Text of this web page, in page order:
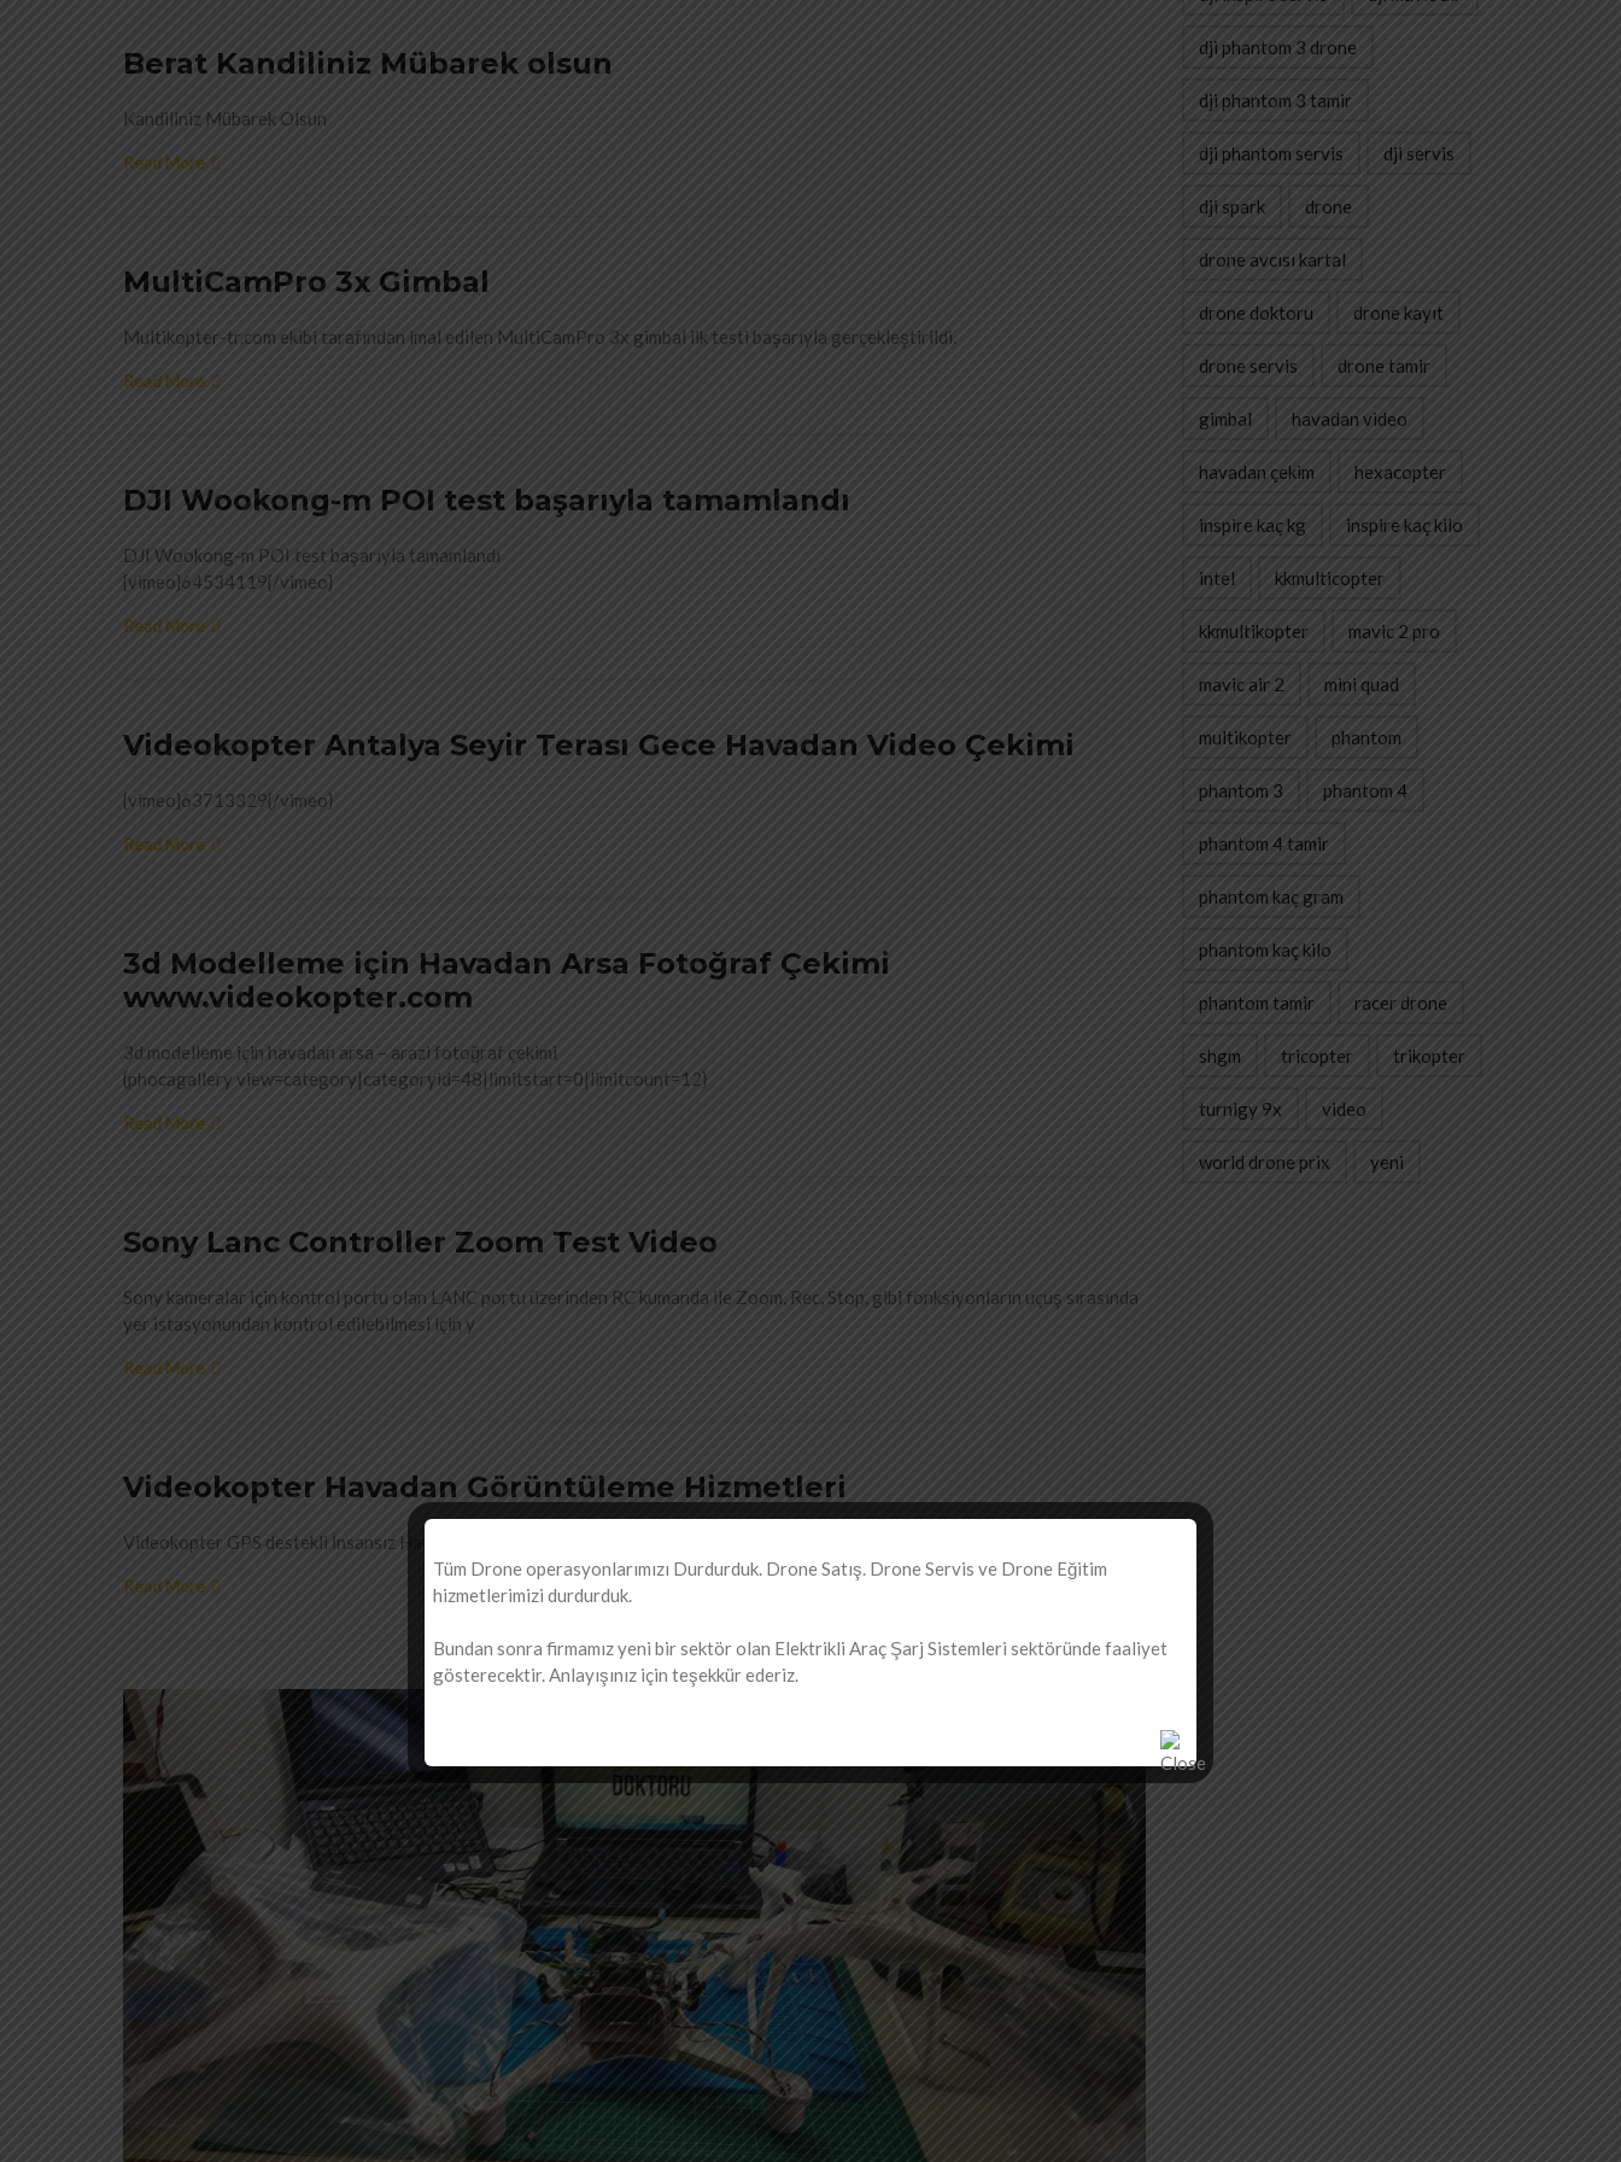
Berat Kandiliniz Mübarek olsun
Kandiliniz Mübarek Olsun
Read More
MultiCamPro 3x Gimbal
Multikopter-tr.com ekibi tarafından imal edilen MultiCamPro 3x gimbal ilk testi başarıyla gerçekleştirildi.
Read More
DJI Wookong-m POI test başarıyla tamamlandı
DJI Wookong-m POI test başarıyla tamamlandı
{vimeo}64534119{/vimeo}
Read More
Videokopter Antalya Seyir Terası Gece Havadan Video Çekimi
{vimeo}63713329{/vimeo}
Read More
3d Modelleme için Havadan Arsa Fotoğraf Çekimi
www.videokopter.com
3d modelleme için havadan arsa – arazi fotoğraf çekimi
{phocagallery view=category|categoryid=48|limitstart=0|limitcount=12}
Read More
Sony Lanc Controller Zoom Test Video
Sony kameralar için kontrol portu olan LANC portu üzerinden RC kumanda ile Zoom, Rec, Stop, gibi fonksiyonların uçuş sırasında
yer istasyonundan kontrol edilebilmesi için y
Read More
Videokopter Havadan Görüntüleme Hizmetleri
Videokopter GPS destekli İnsansız Hava Taşıtları IHA ( UAV ) Multikopterler ile Havadan Görüntüleme Hizmeti Verir.
Read More
dji phantom 3 drone
dji phantom 3 tamir
dji phantom servis dji servis
dji spark drone
drone avcısı kartal
drone doktoru drone kayıt
drone servis drone tamir
gimbal havadan video
havadan çekim hexacopter
inspire kaç kg inspire kaç kilo
intel kkmulticopter
kkmultikopter mavic 2 pro
mavic air 2 mini quad
multikopter phantom
phantom 3 phantom 4
phantom 4 tamir
phantom kaç gram
phantom kaç kilo
phantom tamir racer drone
shgm tricopter trikopter
turnigy 9x video
world drone prix yeni
Tüm Drone operasyonlarımızı Durdurduk. Drone Satış. Drone Servis ve Drone Eğitim
hizmetlerimizi durdurduk.
Bundan sonra firmamız yeni bir sektör olan Elektrikli Araç Şarj Sistemleri sektöründe faaliyet
gösterecektir. Anlayışınız için teşekkür ederiz.